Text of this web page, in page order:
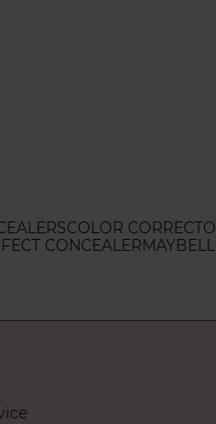
COLOR
CONCEALER